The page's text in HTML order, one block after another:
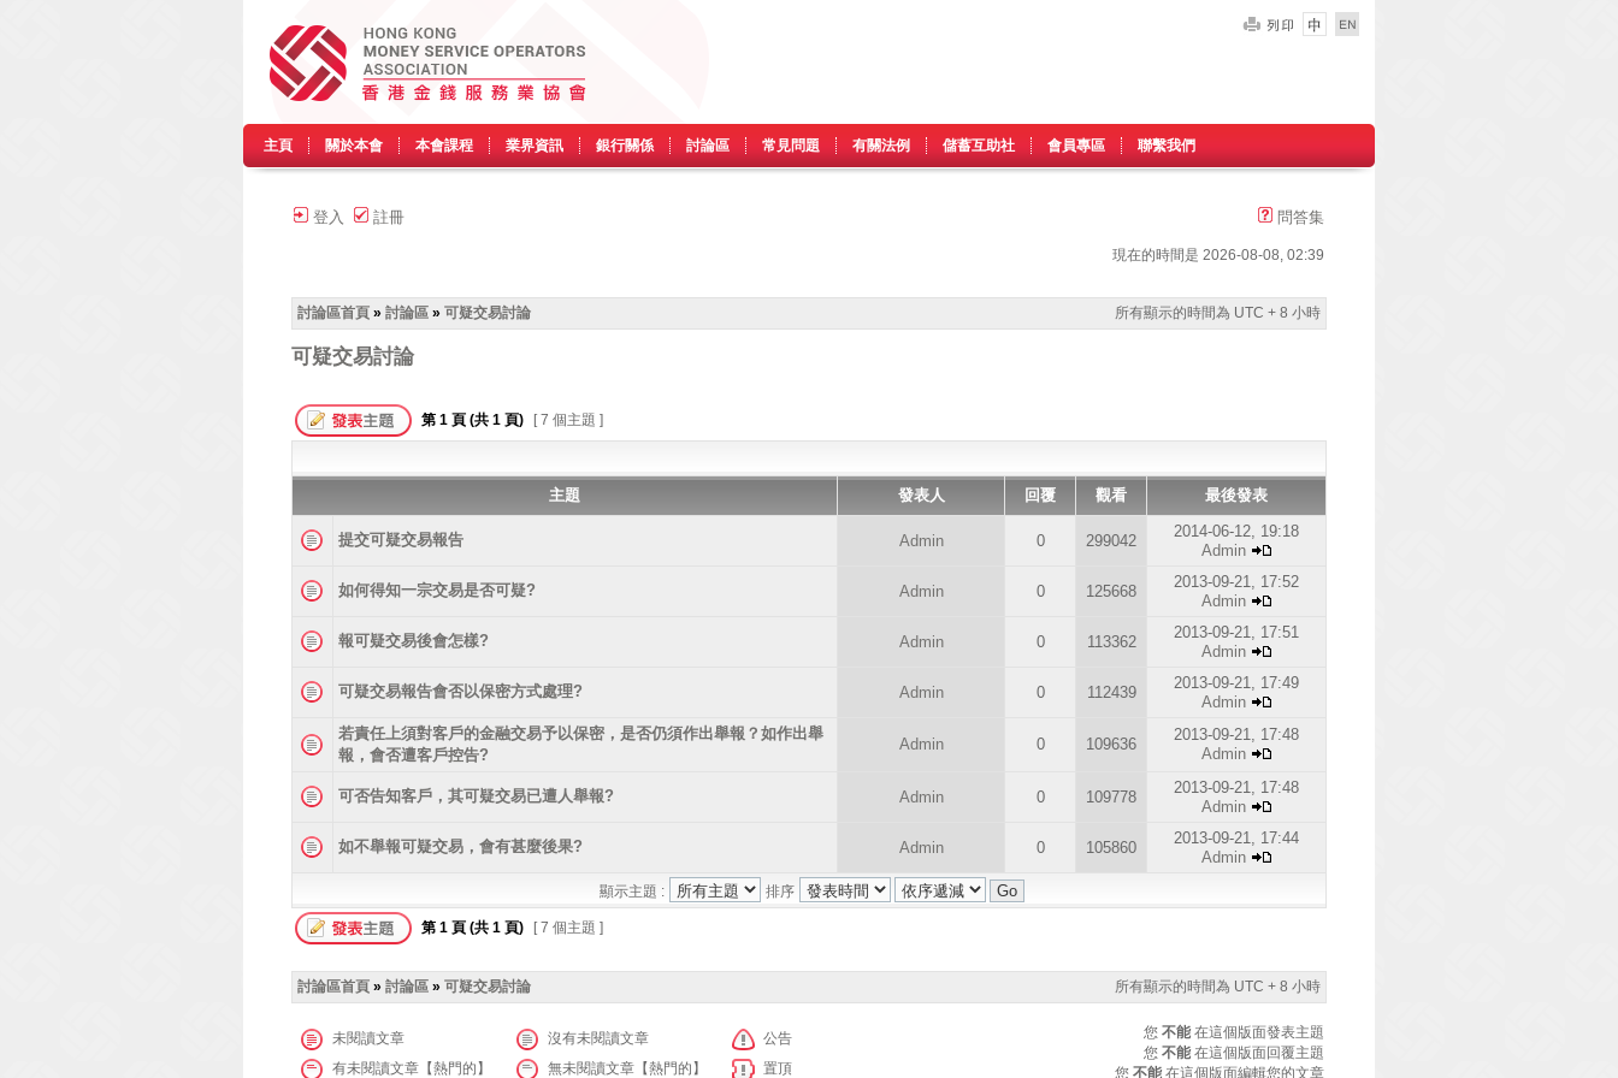
主頁 關於本會 本會課程 業界資訊 銀行關係 討論區 常見問題 有關法例 儲蓄互助社 會員專區 聯繫我們
登入 註冊 問答集
現在的時間是 2026-08-08, 02:39
討論區首頁 » 討論區 » 可疑交易討論 所有顯示的時間為 UTC + 8 小時
可疑交易討論
第 1 頁 (共 1 頁) [ 7 個主題 ]
主題 發表人 回覆 觀看 最後發表
提交可疑交易報告 Admin 0 299042
2014-06-12, 19:18
Admin
如何得知一宗交易是否可疑? Admin 0 125668
2013-09-21, 17:52
Admin
報可疑交易後會怎樣? Admin 0 113362
2013-09-21, 17:51
Admin
可疑交易報告會否以保密方式處理? Admin 0 112439
2013-09-21, 17:49
Admin
若責任上須對客戶的金融交易予以保密，是否仍須作出舉報？如作出舉
報，會否遭客戶控告?
Admin 0 109636
2013-09-21, 17:48
Admin
可否告知客戶，其可疑交易已遭人舉報? Admin 0 109778
2013-09-21, 17:48
Admin
如不舉報可疑交易，會有甚麼後果? Admin 0 105860
2013-09-21, 17:44
Admin
顯示主題 : 排序
第 1 頁 (共 1 頁) [ 7 個主題 ]
討論區首頁 » 討論區 » 可疑交易討論 所有顯示的時間為 UTC + 8 小時
未閱讀文章 沒有未閱讀文章
公告
有未閱讀文章【熱門的】
無未閱讀文章【熱門的】 置頂
您 不能 在這個版面發表主題
您 不能 在這個版面回覆主題
您 不能 在這個版面編輯您的文章